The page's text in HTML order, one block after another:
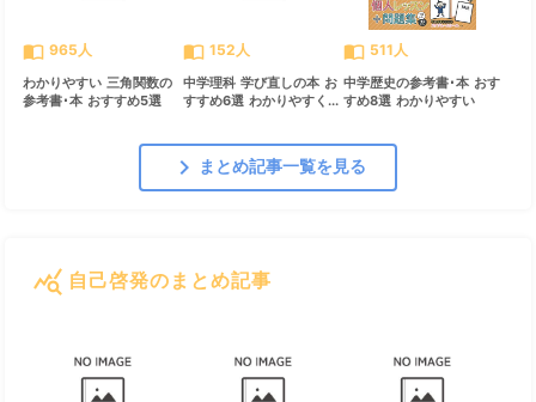
import_contacts 965人
わかりやすい 三角関数の
参考書･本 おすすめ5選
import_contacts 152人
中学理科 学び直しの本 お
すすめ6選 わかりやすく...
import_contacts 511人
中学歴史の参考書･本 おす
すめ8選 わかりやすい
chevron_right まとめ記事一覧を見る
query_stats 自己啓発のまとめ記事